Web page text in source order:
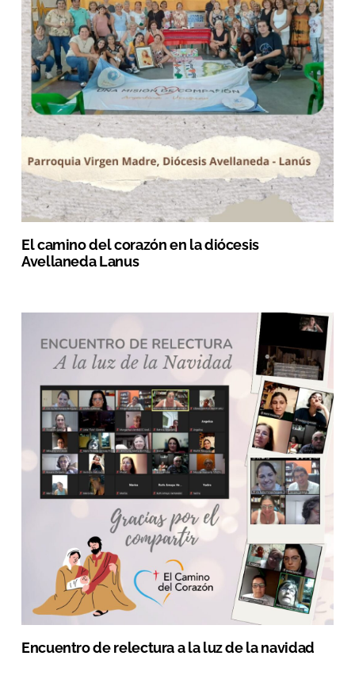
El camino del corazón en la diócesis
Avellaneda Lanus
Encuentro de relectura a la luz de la navidad